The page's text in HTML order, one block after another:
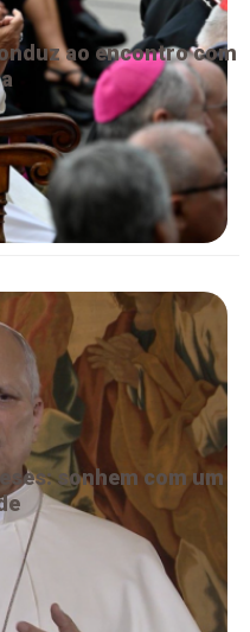
ao encontro com
sonhem com um